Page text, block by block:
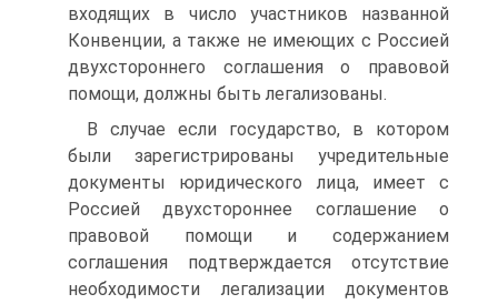
входящих в число участников названной
Конвенции, а также не имеющих с Россией
двухстороннего соглашения о правовой
помощи, должны быть легализованы.
В случае если государство, в котором
были зарегистрированы учредительные
документы юридического лица, имеет с
Россией двухстороннее соглашение о
правовой помощи и содержанием
соглашения подтверждается отсутствие
необходимости легализации документов